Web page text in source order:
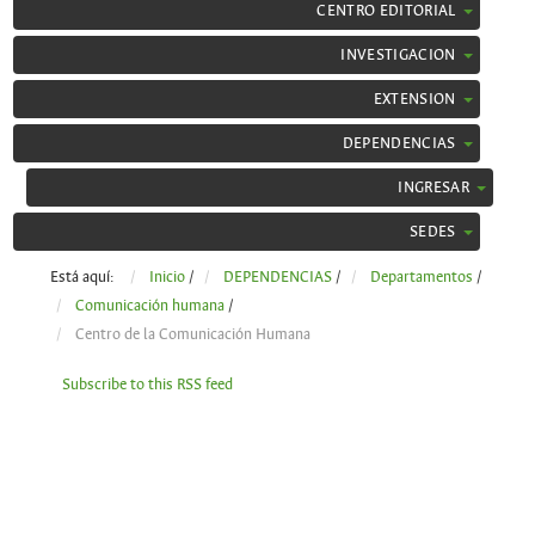
CENTRO EDITORIAL
INVESTIGACION
EXTENSION
DEPENDENCIAS
INGRESAR
SEDES
Está aquí: Inicio / DEPENDENCIAS / Departamentos /
Comunicación humana /
Centro de la Comunicación Humana
Subscribe to this RSS feed